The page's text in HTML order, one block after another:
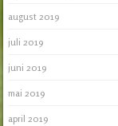
august 2019
juli 2019
juni 2019
mai 2019
april 2019